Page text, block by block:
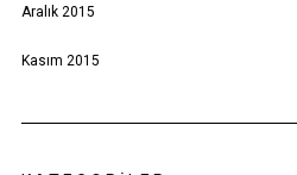
Aralık 2015
Kasım 2015